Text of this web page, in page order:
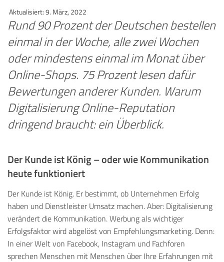
Aktualisiert: 9. März, 2022
Rund 90 Prozent der Deutschen bestellen
einmal in der Woche, alle zwei Wochen
oder mindestens einmal im Monat über
Online-Shops. 75 Prozent lesen dafür
Bewertungen anderer Kunden. Warum
Digitalisierung Online-Reputation
dringend braucht: ein Überblick.
Der Kunde ist König – oder wie Kommunikation
heute funktioniert
Der Kunde ist König. Er bestimmt, ob Unternehmen Erfolg
haben und Dienstleister Umsatz machen. Aber: Digitalisierung
verändert die Kommunikation. Werbung als wichtiger
Erfolgsfaktor wird abgelöst von Empfehlungsmarketing. Denn:
In einer Welt von Facebook, Instagram und Fachforen
sprechen Menschen mit Menschen über Ihre Erfahrungen mit